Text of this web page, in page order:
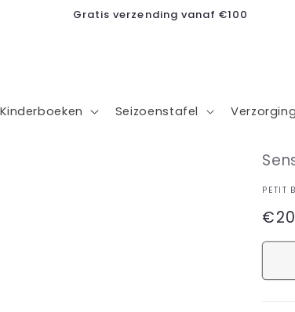
Kleine ondernemer, grote dromen
Kinderboeken Seizoenstafel Verzorging
PETIT